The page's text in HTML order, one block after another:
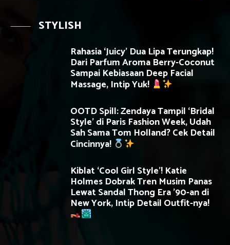
STYLISH
Rahasia ‘Juicy’ Dua Lipa Terungkap!
Dari Parfum Aroma Berry-Coconut
Sampai Kebiasaan Deep Facial
Massage, Intip Yuk!
OOTD Spill: Zendaya Tampil ‘Bridal
Style’ di Paris Fashion Week, Udah
Sah Sama Tom Holland? Cek Detail
Cincinnya!
Kiblat ‘Cool Girl Style’! Katie
Holmes Dobrak Tren Musim Panas
Lewat Sandal Thong Era ’90-an di
New York, Intip Detail Outfit-nya!